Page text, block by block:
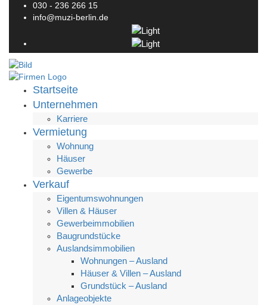
030 - 236 266 15
info@muzi-berlin.de
Startseite
Unternehmen
Karriere
Vermietung
Wohnung
Häuser
Gewerbe
Verkauf
Eigentumswohnungen
Villen & Häuser
Gewerbeimmobilien
Baugrundstücke
Auslandsimmobilien
Wohnungen – Ausland
Häuser & Villen – Ausland
Grundstück – Ausland
Anlageobjekte